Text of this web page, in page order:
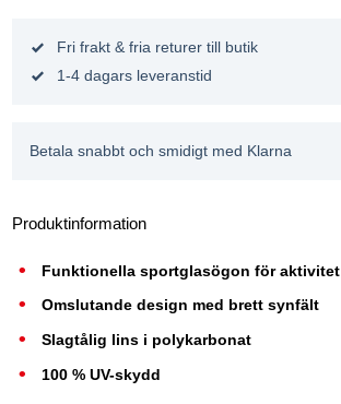
Fri frakt & fria returer till butik
1-4 dagars leveranstid
Betala snabbt och smidigt med Klarna
Produktinformation
Funktionella sportglasögon för aktivitet
Omslutande design med brett synfält
Slagtålig lins i polykarbonat
100 % UV-skydd